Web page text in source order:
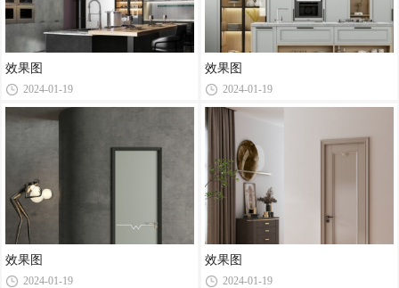
效果图
2024-01-19
效果图
2024-01-19
效果图
2024-01-19
效果图
2024-01-19